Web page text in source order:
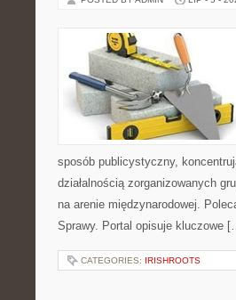
sposób publicystyczny,
działalnością zorganizowanych
na arenie międzynarodowej.
Sprawy. Portal opisuje kluczowe
CATEGORIES: IRISHROOTS